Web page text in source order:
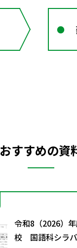
おすすめの資
令和8（2026）
校 国語科シラ